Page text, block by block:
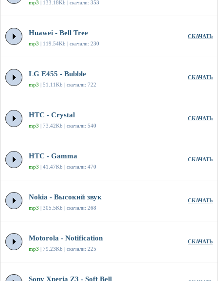
mp3 | 133.18Kb | скачали: 353
Huawei - Bell Tree
mp3 | 119.54Kb | скачали: 230
СКАЧАТЬ
LG E455 - Bubble
mp3 | 51.11Kb | скачали: 722
СКАЧАТЬ
HTC - Crystal
mp3 | 73.42Kb | скачали: 540
СКАЧАТЬ
HTC - Gamma
mp3 | 41.47Kb | скачали: 470
СКАЧАТЬ
Nokia - Высокий звук
mp3 | 305.5Kb | скачали: 268
СКАЧАТЬ
Motorola - Notification
mp3 | 79.23Kb | скачали: 225
СКАЧАТЬ
Sony Xperia Z3 - Soft Bell